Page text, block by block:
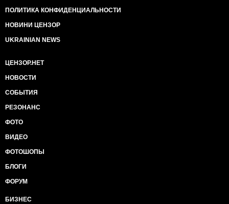
ПОЛИТИКА КОНФИДЕНЦИАЛЬНОСТИ
НОВИНИ ЦЕНЗОР
UKRAINIAN NEWS
ЦЕНЗОР.НЕТ
НОВОСТИ
СОБЫТИЯ
РЕЗОНАНС
ФОТО
ВИДЕО
ФОТОШОПЫ
БЛОГИ
ФОРУМ
БИЗНЕС